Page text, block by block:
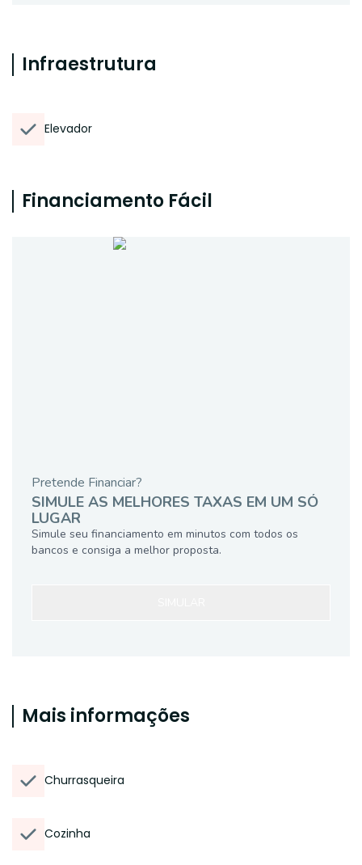
Infraestrutura
Elevador
Financiamento Fácil
Pretende Financiar?
SIMULE AS MELHORES TAXAS EM UM SÓ
LUGAR
Simule seu financiamento em minutos com todos os
bancos e consiga a melhor proposta.
Mais informações
Churrasqueira
Cozinha